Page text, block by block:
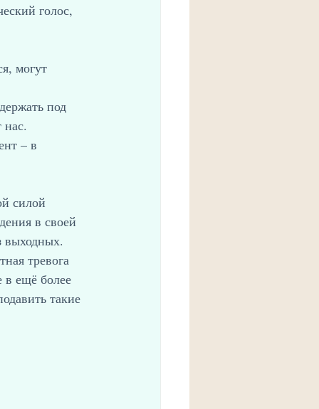
голос,
могут
под
– в
силой
в своей
выходных.
тревога
в ещё более
такие